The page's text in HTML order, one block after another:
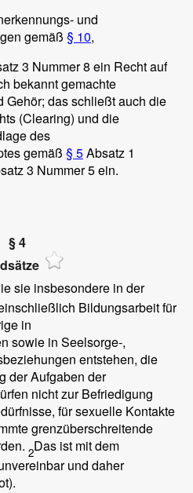
und
gemäß § 10,
3 Nummer 8 ein Recht auf
bekannt gemachte
Gehör; das schließt auch die
(Clearing) und die
des
gemäß § 5Absatz 1
3 Nummer 5 ein.
§ 4
sie insbesondere in der
Bildungsarbeit für
in
sowie in Seelsorge-,
entstehen, die
der Aufgaben der
nicht zur Befriedigung
für sexuelle Kontakte
grenzüberschreitende
2Das ist mit dem
und daher